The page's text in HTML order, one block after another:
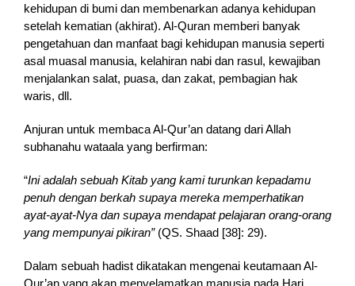
kehidupan di bumi dan membenarkan adanya kehidupan
setelah kematian (akhirat). Al-Quran memberi banyak
pengetahuan dan manfaat bagi kehidupan manusia seperti
asal muasal manusia, kelahiran nabi dan rasul, kewajiban
menjalankan salat, puasa, dan zakat, pembagian hak
waris, dll.
Anjuran untuk membaca Al-Qur’an datang dari Allah
subhanahu wataala yang berfirman:
“Ini adalah sebuah Kitab yang kami turunkan kepadamu
penuh dengan berkah supaya mereka memperhatikan
ayat-ayat-Nya dan supaya mendapat pelajaran orang-orang
yang mempunyai pikiran” (QS. Shaad [38]: 29).
Dalam sebuah hadist dikatakan mengenai keutamaan Al-
Qur’an yang akan menyelamatkan manusia pada Hari